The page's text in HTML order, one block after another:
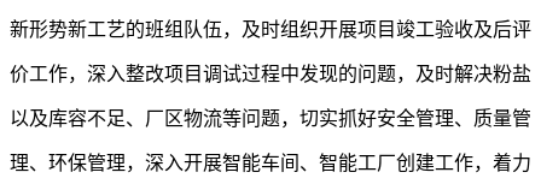
新形势新工艺的班组队伍，及时组织开展项目竣工验收及后评
价工作，深入整改项目调试过程中发现的问题，及时解决粉盐
以及库容不足、厂区物流等问题，切实抓好安全管理、质量管
理、环保管理，深入开展智能车间、智能工厂创建工作，着力